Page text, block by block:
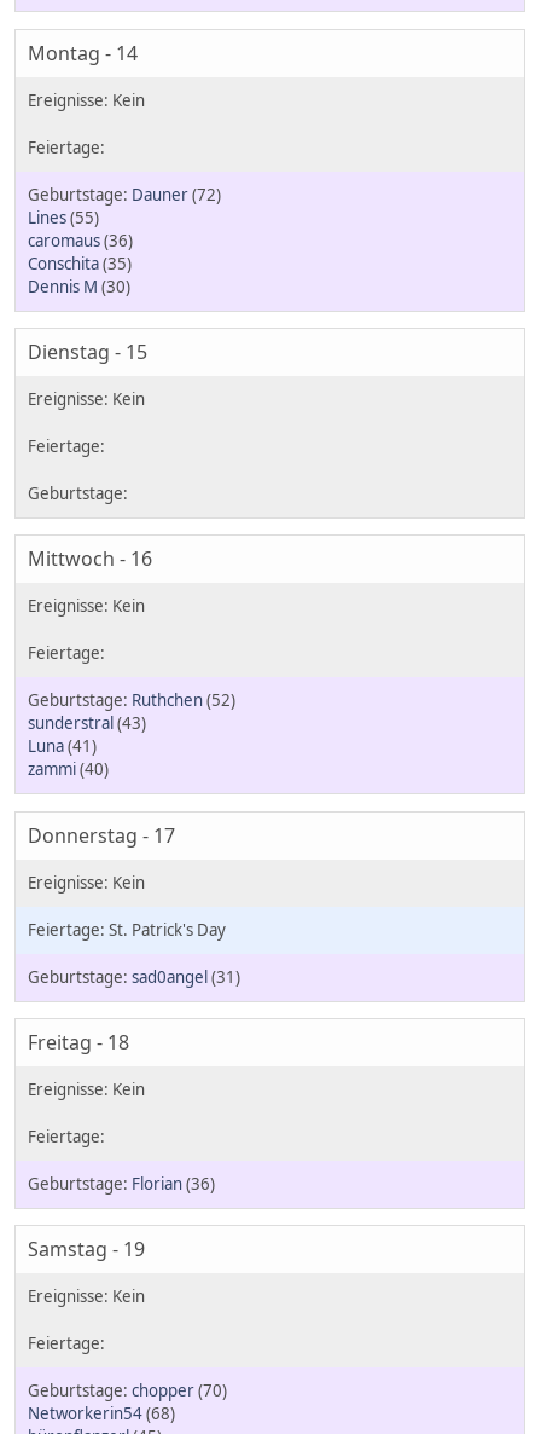
Montag - 14
Dauner(72)
Lines(55)
caromaus(36)
Conschita(35)
Dennis M (30)
Dienstag - 15
Mittwoch - 16
Ruthchen(52)
sunderstral (43)
Luna(41)
zammi(40)
Donnerstag - 17
St. Patrick's Day
sad0angel(31)
Freitag - 18
Florian(36)
Samstag - 19
chopper(70)
Networkerin54(68)